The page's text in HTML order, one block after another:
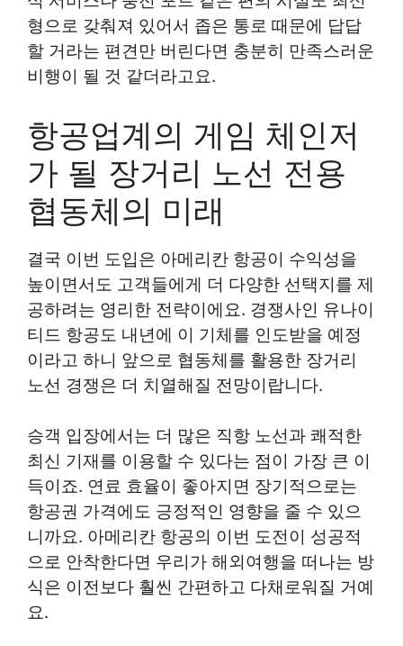
형으로 갖춰져 있어서 좁은 통로 때문에 답답
할 거라는 편견만 버린다면 충분히 만족스러운
비행이 될 것 같더라고요.
항공업계의 게임 체인저
가 될 장거리 노선 전용
협동체의 미래
결국 이번 도입은 아메리칸 항공이 수익성을
높이면서도 고객들에게 더 다양한 선택지를 제
공하려는 영리한 전략이에요. 경쟁사인 유나이
티드 항공도 내년에 이 기체를 인도받을 예정
이라고 하니 앞으로 협동체를 활용한 장거리
노선 경쟁은 더 치열해질 전망이랍니다.
승객 입장에서는 더 많은 직항 노선과 쾌적한
최신 기재를 이용할 수 있다는 점이 가장 큰 이
득이죠. 연료 효율이 좋아지면 장기적으로는
항공권 가격에도 긍정적인 영향을 줄 수 있으
니까요. 아메리칸 항공의 이번 도전이 성공적
으로 안착한다면 우리가 해외여행을 떠나는 방
식은 이전보다 훨씬 간편하고 다채로워질 거예
요.